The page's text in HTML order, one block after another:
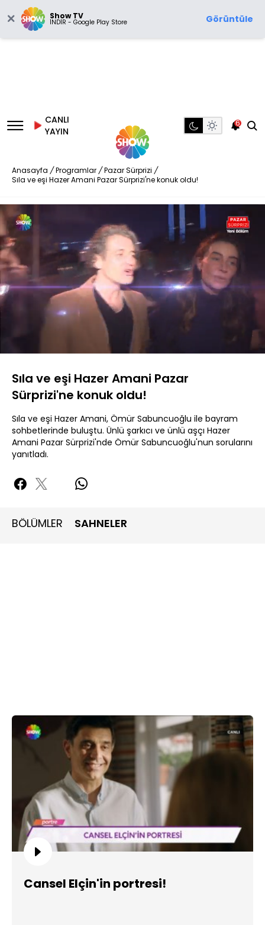
Show TV
İNDİR - Google Play Store Görüntüle
CANLI
YAYIN
6
Anasayfa / Programlar / Pazar Sürprizi /
Sıla ve eşi Hazer Amani Pazar Sürprizi'ne konuk oldu!
Aç
Hızı
Sıla ve eşi Hazer Amani Pazar
Sürprizi'ne konuk oldu!
Sıla ve eşi Hazer Amani, Ömür Sabuncuoğlu ile bayram
sohbetlerinde buluştu. Ünlü şarkıcı ve ünlü aşçı Hazer
Amani Pazar Sürprizi'nde Ömür Sabuncuoğlu'nun sorularını
yanıtladı.
BÖLÜMLER SAHNELER
Cansel Elçin'in portresi!